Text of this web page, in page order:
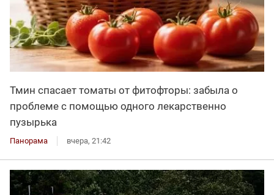
Тмин спасает томаты от фитофторы: забыла о
проблеме с помощью одного лекарственно
пузырька
Панорама вчера, 21:42